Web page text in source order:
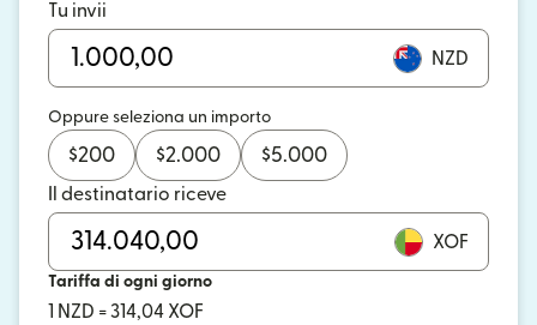
Tu invii
NZD
Oppure seleziona un importo
$200 $2.000 $5.000
Il destinatario riceve
XOF
Tariffa di ogni giorno
1 NZD = 314,04 XOF